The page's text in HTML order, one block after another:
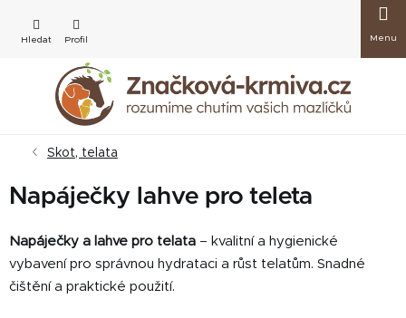
obsah
košík
Skot, telata
Napáječky lahve pro teleta
Napáječky a lahve pro telata – kvalitní a hygienické
vybavení pro správnou hydrataci a růst telatům. Snadné
čištění a praktické použití.